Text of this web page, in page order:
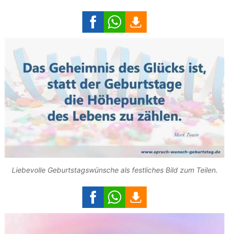
Liebevolle Geburtstagswünsche als festliches Bild zum Teilen.